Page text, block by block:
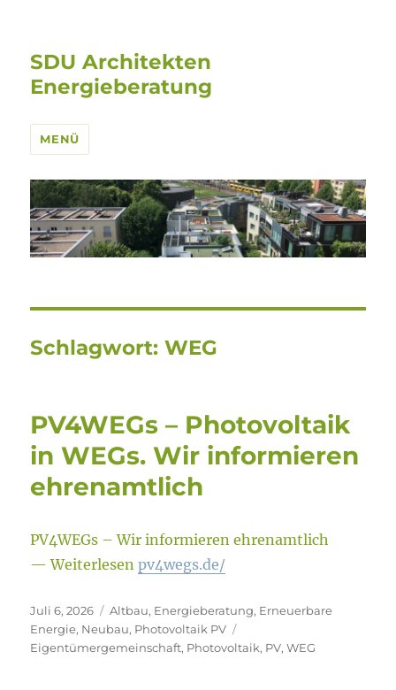
SDU Architekten
Energieberatung
MENÜ
Schlagwort:WEG
PV4WEGs – Photovoltaik
in WEGs. Wir informieren
ehrenamtlich
PV4WEGs – Wir informieren ehrenamtlich
— Weiterlesenpv4wegs.de/
Veröffentlicht
am
Juli 6, 2026 Kategorien
Altbau, Energieberatung, Erneuerbare
Energie, Neubau, Photovoltaik PV
Eigentümergemeinschaft, Photovoltaik, PV,WEG